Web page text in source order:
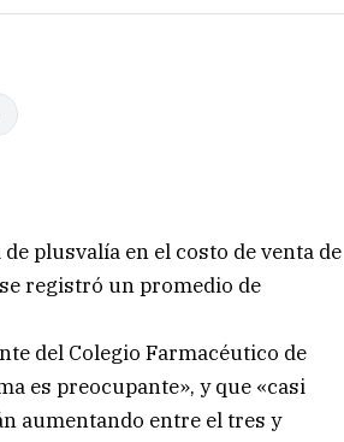
plusvalía en el costo de venta de
registró un promedio de
del Colegio Farmacéutico de
es preocupante», y que «casi
aumentando entre el tres y